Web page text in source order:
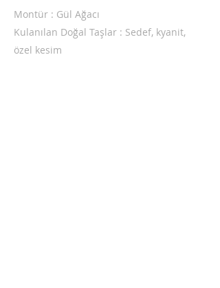
Montür : Gül Ağacı
Kulanılan Doğal Taşlar : Sedef, kyanit,
özel kesim